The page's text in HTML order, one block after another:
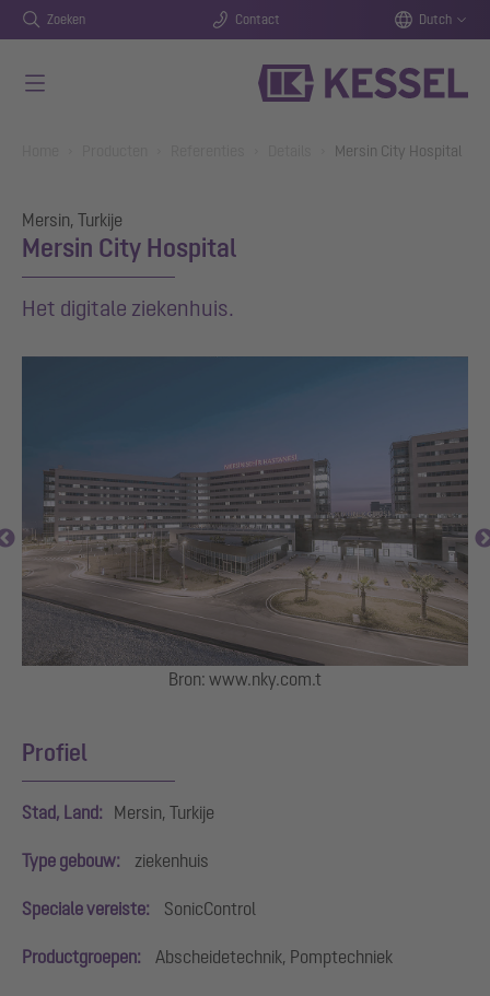
Zoeken Contact Dutch
Mersin City Hospital
Mersin, Turkije
Mersin City Hospital
Het digitale ziekenhuis.
Bron: www.nky.com.t
Profiel
Stad, Land: Mersin, Turkije
Type gebouw: ziekenhuis
Speciale vereiste: SonicControl
Productgroepen: Abscheidetechnik, Pomptechniek